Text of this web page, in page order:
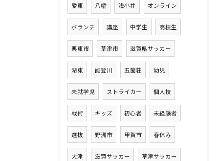
愛東 八幡 浅小井 オンライン
ボランチ 講座 中学生 高校生
栗東市 草津市 滋賀県サッカー
湖東 能登川 五箇荘 幼児
未就学児 ストライカー 個人技
戦術 キッズ 初心者 未経験者
選抜 野洲市 甲賀市 春休み
大津 滋賀サッカー 草津サッカー